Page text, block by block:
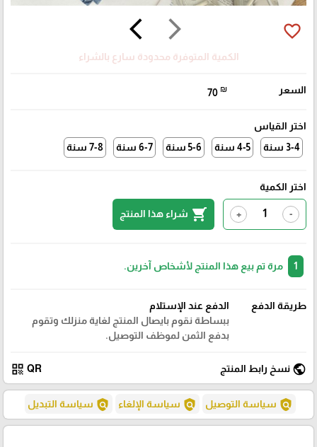
arrow_forward_ios
arrow_back_ios favorite_border
الكمية المتوفرة محدودة سارع بالشراء
السعر 70 ₪
اختر القياس
3-4 سنة
4-5 سنة 5-6 سنة 6-7 سنة 7-8 سنة
اختر الكمية
-
+
shopping_cart شراء هذا المنتج
مرة تم بيع هذا المنتج لأشخاص آخرين.
طريقة الدفع
الدفع عند الإستلام
ببساطة نقوم بايصال المنتج لغاية منزلك وتقوم
بدفع الثمن لموظف التوصيل.
public نسخ رابط المنتج QR
qr_code
policy سياسة التوصيل policy سياسة الإلغاء policy سياسة التبديل